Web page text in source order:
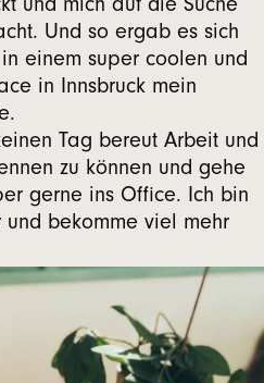
und mich auf die Suche
Und so ergab es sich
einem super coolen und
in Innsbruck mein
Tag bereut Arbeit und
zu können und gehe
gerne ins Office. Ich bin
bekomme viel mehr